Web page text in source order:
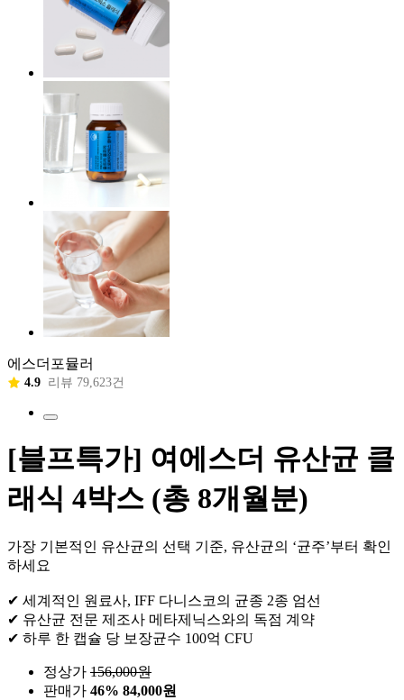
에스더포뮬러
4.9 리뷰 79,623건
[블프특가] 여에스더 유산균 클
래식 4박스 (총 8개월분)
가장 기본적인 유산균의 선택 기준, 유산균의 ‘균주’부터 확인
하세요
✔ 세계적인 원료사, IFF 다니스코의 균종 2종 엄선
✔ 유산균 전문 제조사 메타제닉스와의 독점 계약
✔ 하루 한 캡슐 당 보장균수 100억 CFU
정상가 156,000원
판매가 46% 84,000원